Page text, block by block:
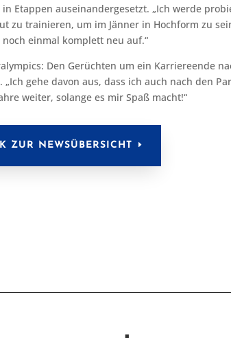
in Etappen auseinandergesetzt. „Ich werde
zu trainieren, um im Jänner in Hochform zu
noch einmal komplett neu auf.“
Den Gerüchten um ein Karriereende
„Ich gehe davon aus, dass ich auch nach den
weiter, solange es mir Spaß macht!“
ZUR NEWSÜBERSICHT